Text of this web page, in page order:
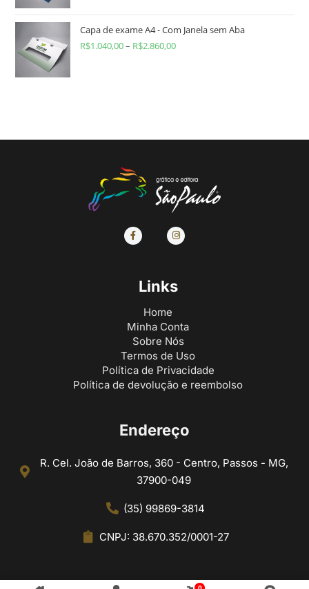
Capa de exame A4 - Com Janela sem Aba
R$1.040,00– R$2.860,00
Links
Home
Minha Conta
Sobre Nós
Termos de Uso
Política de Privacidade
Política de devolução e reembolso
Endereço
R. Cel. João de Barros, 360 - Centro, Passos - MG,
37900-049
(35) 99869-3814
CNPJ: 38.670.352/0001-27